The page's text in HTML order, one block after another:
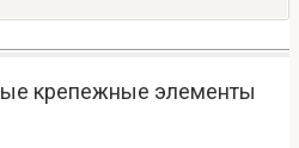
крепежные элементы